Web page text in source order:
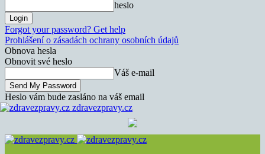
heslo
Forgot your password? Get help
Prohlášení o zásadách ochrany osobních údajů
Obnova hesla
Obnovit své heslo
Váš e-mail
Heslo vám bude zasláno na váš email
zdravezpravy.cz